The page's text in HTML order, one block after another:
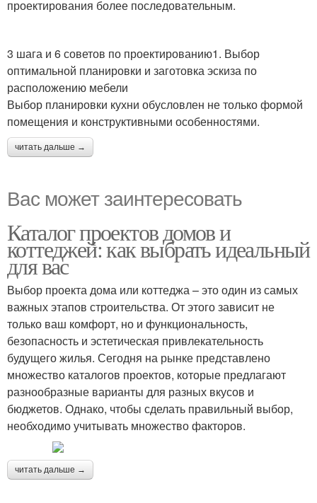
проектирования более последовательным.
3 шага и 6 советов по проектированию1. Выбор
оптимальной планировки и заготовка эскиза по
расположению мебели
Выбор планировки кухни обусловлен не только формой
помещения и конструктивными особенностями.
читать дальше →
Вас может заинтересовать
Каталог проектов домов и
коттеджей: как выбрать идеальный
для вас
Выбор проекта дома или коттеджа – это один из самых
важных этапов строительства. От этого зависит не
только ваш комфорт, но и функциональность,
безопасность и эстетическая привлекательность
будущего жилья. Сегодня на рынке представлено
множество каталогов проектов, которые предлагают
разнообразные варианты для разных вкусов и
бюджетов. Однако, чтобы сделать правильный выбор,
необходимо учитывать множество факторов.
читать дальше →